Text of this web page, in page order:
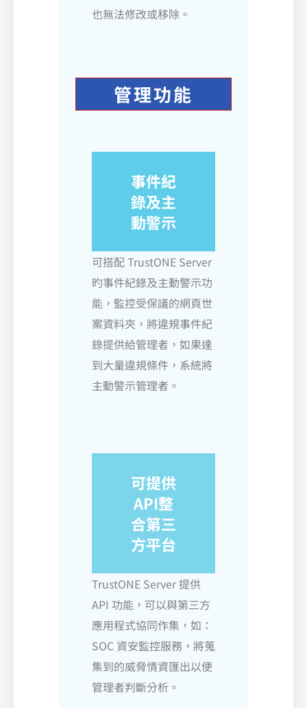
也無法修改或移除。
管理功能
事件紀
錄及主
動警示
可搭配 TrustONE Server
旳事件紀錄及主動警示功
能，監控受保議的網頁世
案資料夾，將違規事件紀
錄提供給管理者，如果達
到大量違規條件，系統將
主動警示管理者。
可提供
API整
合第三
方平台
TrustONE Server 提供
API 功能，可以與第三方
應用程式協同作集，如：
SOC 資安監控服務，將蒐
集到的威脅情資匯出以便
管理者判斷分析。